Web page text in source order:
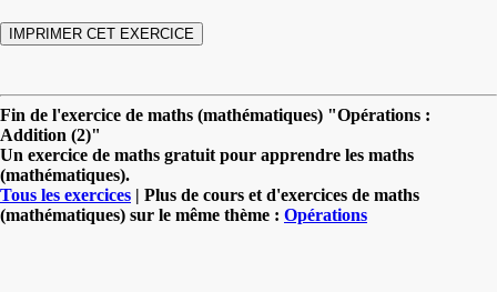
Fin de l'exercice de maths (mathématiques) "Opérations :
Addition (2)"
Un exercice de maths gratuit pour apprendre les maths
(mathématiques).
Tous les exercices | Plus de cours et d'exercices de maths
(mathématiques) sur le même thème : Opérations